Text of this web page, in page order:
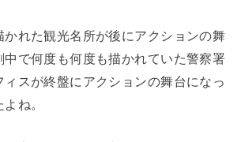
かれた観光名所が後にアクションの舞
中で何度も何度も描かれていた警察署
スが終盤にアクションの舞台になっ
ね。